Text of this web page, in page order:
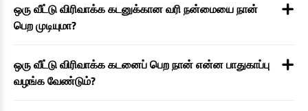
ஒரு வீட்டு விரிவாக்க கடனுக்கான வரி நன்மையை நான்
பெற முடியுமா?
ஒரு வீட்டு விரிவாக்க கடனைப் பெற நான் என்ன பாதுகாப்பு
வழங்க வேண்டும்?